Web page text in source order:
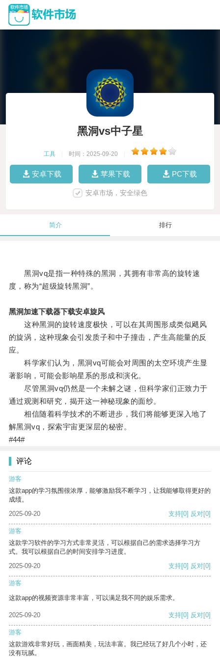
黑洞vs中子星
工具 时间：2025-09-20
安卓下载 苹果下载 PC下载
安卓市场，安全绿色
简介 排行
黑洞vq是指一种特殊的黑洞，其拥有非常高的旋转速
度，称为“超级旋转黑洞”。
黑洞加速下载器下载安卓旋风
这种黑洞的旋转速度极快，可以在其周围形成类似飓风
的旋涡，这种现象会引发质子和中子撞击，产生高能量的反
应。
科学家们认为，黑洞vq可能会对周围的太空环境产生显
著影响，可能会影响星系的形成和演化。
尽管黑洞vq仍然是一个未解之谜，但科学家们正致力于
通过观测和研究，揭开这一神秘现象的面纱。
相信随着科学技术的不断进步，我们将能够更深入地了
解黑洞vq，探索宇宙更深层的秘密。
#44#
评论
游客
这款app的学习氛围很浓厚，能够激励我不断学习，让我能够取得更好的
成绩。
2025-09-20
支持[0] 反对[0]
游客
这款学习软件的学习方式非常灵活，可以根据自己的需求选择学习方
式。我可以根据自己的时间安排学习进度。
2025-09-20
支持[0] 反对[0]
游客
这款app的视频资源非常丰富，可以满足我不同的娱乐需求。
2025-09-20 支持[0] 反对[0]
游客
这款游戏非常好玩，画面精美，玩法丰富。我已经玩了好几个小时，还
没有玩腻。